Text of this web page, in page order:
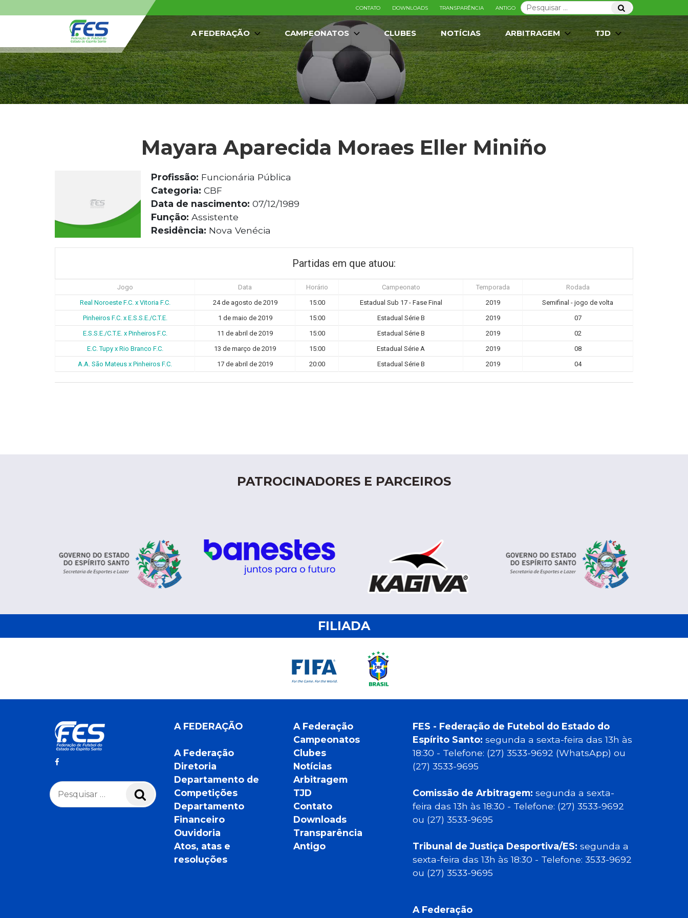
Pesquisar
por:
Pesquisar
CONTATO DOWNLOADS TRANSPARÊNCIA ANTIGO
A FEDERAÇÃO CAMPEONATOS CLUBES NOTÍCIAS ARBITRAGEM TJD
Mayara Aparecida Moraes Eller Miniño
Profissão: Funcionária Pública
Categoria: CBF
Data de nascimento: 07/12/1989
Função: Assistente
Residência: Nova Venécia
Partidas em que atuou:
Jogo Data Horário Campeonato Temporada
Rodada
Real Noroeste F.C. x Vitoria F.C.
24 de agosto de 2019 15:00 Estadual Sub 17 - Fase Final 2019
Semifinal - jogo de volta
Pinheiros F.C. x E.S.S.E./C.T.E.
1 de maio de 2019 15:00 Estadual Série B 2019
07
E.S.S.E./C.T.E. x Pinheiros F.C.
11 de abril de 2019 15:00 Estadual Série B 2019
02
E.C. Tupy x Rio Branco F.C.
13 de março de 2019 15:00 Estadual Série A 2019
08
A.A. São Mateus x Pinheiros F.C.
17 de abril de 2019 20:00 Estadual Série B 2019 04
PATROCINADORES E PARCEIROS
FILIADA
Pesquisar
por:
Pesquisar
A FEDERAÇÃO
A Federação
Diretoria
Departamento de
Competições
Departamento
Financeiro
Ouvidoria
Atos, atas e
resoluções
A Federação
Campeonatos
Clubes
Notícias
Arbitragem
TJD
Contato
Downloads
Transparência
Antigo
FES - Federação de Futebol do Estado do
Espírito Santo: segunda a sexta-feira das 13h às
18:30 - Telefone: (27) 3533-9692 (WhatsApp) ou
(27) 3533-9695
Comissão de Arbitragem: segunda a sexta-
feira das 13h às 18:30 - Telefone: (27) 3533-9692
ou (27) 3533-9695
Tribunal de Justiça Desportiva/ES: segunda a
sexta-feira das 13h às 18:30 - Telefone: 3533-9692
ou (27) 3533-9695
A Federação